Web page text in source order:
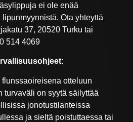
ei ole enää
Ota yhteyttä
37, 20520 Turku tai
514 4069
otteluun
turvaväli on syytä säilyttää
jonotustilanteissa
ja sieltä poistuttaessa tai